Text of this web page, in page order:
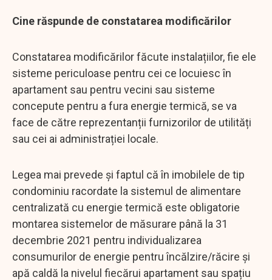
Cine răspunde de constatarea modificărilor
Constatarea modificărilor făcute instalațiilor, fie ele
sisteme periculoase pentru cei ce locuiesc în
apartament sau pentru vecini sau sisteme
concepute pentru a fura energie termică, se va
face de către reprezentanții furnizorilor de utilități
sau cei ai administrației locale.
Legea mai prevede și faptul că în imobilele de tip
condominiu racordate la sistemul de alimentare
centralizată cu energie termică este obligatorie
montarea sistemelor de măsurare până la 31
decembrie 2021 pentru individualizarea
consumurilor de energie pentru încălzire/răcire și
apă caldă la nivelul fiecărui apartament sau spațiu